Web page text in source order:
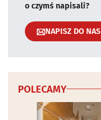
o czymś napisali?
NAPISZ DO NAS
POLECAMY